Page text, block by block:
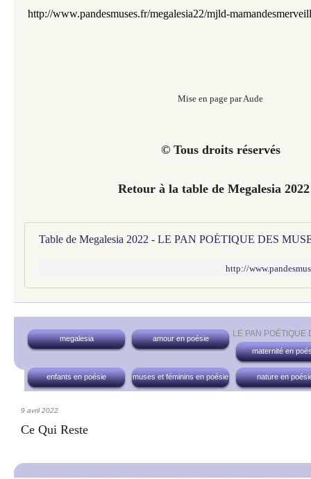
http://www.pandesmuses.fr/megalesia22/mjld-
Mise en page par Aude
© Tous droits réservés
Retour à la table de Megalesia 2022
Table de Megalesia 2022 - LE PAN POÉTIQUE DES
http://
LE PAN
megalesia
amour en poésie
maternité en
enfants en poésie muses et féminins en poésie nature en
9 avril 2022
Ce Qui Reste